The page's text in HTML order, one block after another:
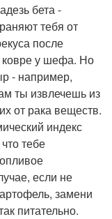
бета -
тебя от
после
ковре у шефа. Но
- например,
ты извлечешь из
от рака веществ.
индекс
тебе
если не
замени
питательно.